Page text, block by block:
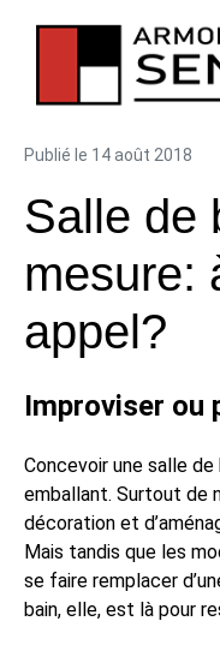
Publié le 14 août 2018
Salle de
mesure:
appel?
Improviser ou
Concevoir une salle
emballant. Surtout de
décoration et
Mais tandis que les
se faire remplacer
bain, elle, est là pour